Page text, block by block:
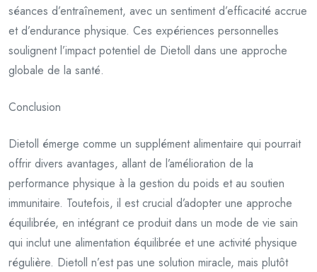
séances d’entraînement, avec un sentiment d’efficacité accrue
et d’endurance physique. Ces expériences personnelles
soulignent l’impact potentiel de Dietoll dans une approche
globale de la santé.
Conclusion
Dietoll émerge comme un supplément alimentaire qui pourrait
offrir divers avantages, allant de l’amélioration de la
performance physique à la gestion du poids et au soutien
immunitaire. Toutefois, il est crucial d’adopter une approche
équilibrée, en intégrant ce produit dans un mode de vie sain
qui inclut une alimentation équilibrée et une activité physique
régulière. Dietoll n’est pas une solution miracle, mais plutôt